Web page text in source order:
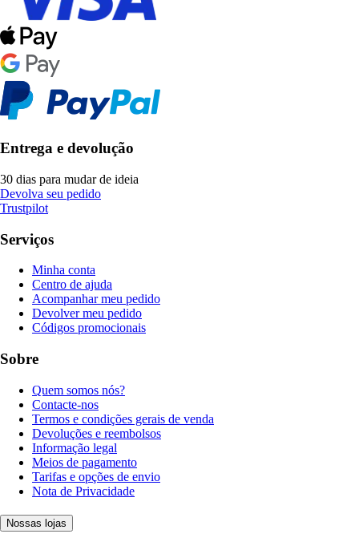
Entrega e devolução
30 dias para mudar de ideia
Devolva seu pedido
Trustpilot
Serviços
Minha conta
Centro de ajuda
Acompanhar meu pedido
Devolver meu pedido
Códigos promocionais
Sobre
Quem somos nós?
Contacte-nos
Termos e condições gerais de venda
Devoluções e reembolsos
Informação legal
Meios de pagamento
Tarifas e opções de envio
Nota de Privacidade
Nossas lojas